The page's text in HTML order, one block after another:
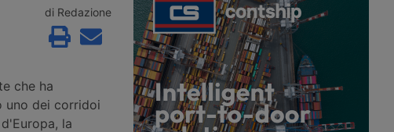
i lavori sulla direttrice tra
la chiusura di una
di circa 400 chilometri.
di bottiglia. Già nel progetto
originario era previsto uno scavalco
per specializzare i binari, ma era
stato stralciato. Ora si corre ai ripari
con il progetto trasmesso al
ministero per la Via.
di Redazione
che ha
uno dei corridoi
la